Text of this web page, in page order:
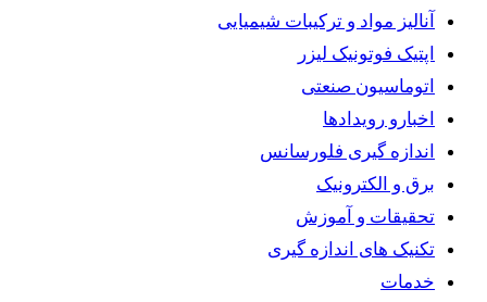
آنالیز مواد و ترکیبات شیمیایی
اپتیک فوتونیک لیزر
اتوماسیون صنعتی
اخبارو رویدادها
اندازه گیری فلورسانس
برق و الکترونیک
تحقیقات و آموزش
تکنیک های اندازه گیری
خدمات